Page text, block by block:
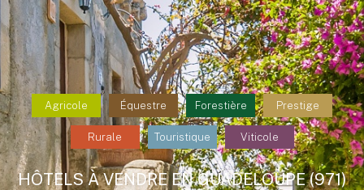
Agricole Équestre Forestière Prestige
Rurale Touristique Viticole
HÔTELS À VENDRE EN GUADELOUPE (971)